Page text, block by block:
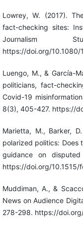
Lowrey, W. (2017).
fact-checking sites:
Journalism
https://doi.org/10.1080/
Luengo, M., & García-
politicians, fact-
Covid-19
8(3), 405-427. https://
Marietta, M., Barker,
polarized politics:
guidance on
https://doi.org/10.1515/
Muddiman, A., &
News on Audience
278-298. https://